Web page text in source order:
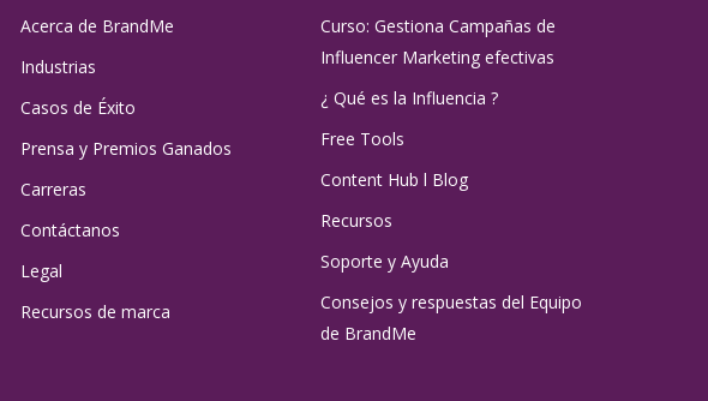
Acerca de BrandMe
Industrias
Casos de Éxito
Prensa y Premios Ganados
Carreras
Contáctanos
Legal
Recursos de marca
Curso: Gestiona Campañas de
Influencer Marketing efectivas
¿ Qué es la Influencia ?
Free Tools
Content Hub l Blog
Recursos
Soporte y Ayuda
Consejos y respuestas del Equipo
de BrandMe